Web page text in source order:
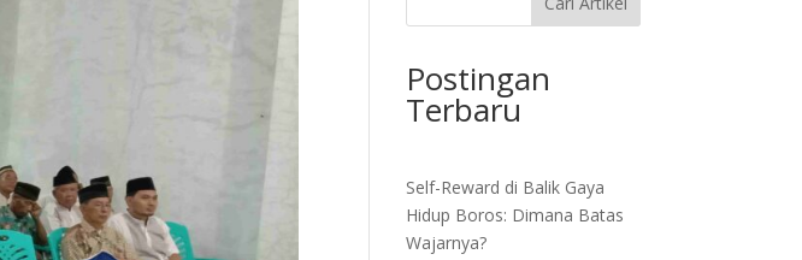
Postingan
Terbaru
Self-Reward di Balik Gaya
Hidup Boros: Dimana Batas
Wajarnya?